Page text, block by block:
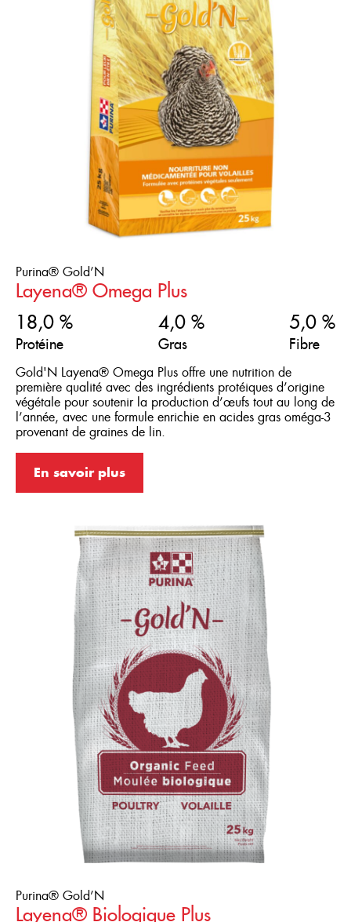
Purina® Gold’N
Layena® Omega Plus
18,0 %
Protéine
4,0 %
Gras
5,0 %
Fibre
Gold'N Layena® Omega Plus offre une nutrition de
première qualité avec des ingrédients protéiques d’origine
végétale pour soutenir la production d’œufs tout au long de
l’année, avec une formule enrichie en acides gras oméga-3
provenant de graines de lin.
En savoir plus
Purina® Gold’N
Layena® Biologique Plus